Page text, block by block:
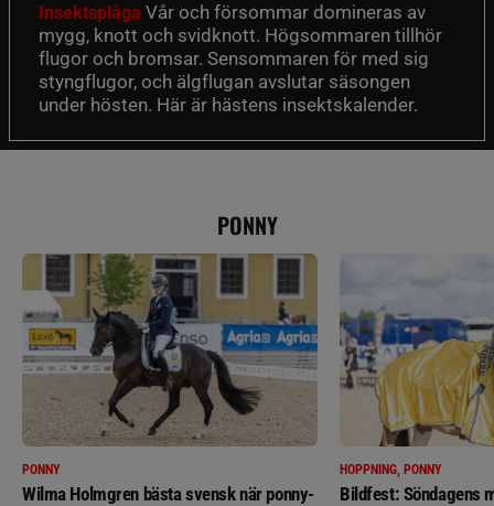
Insektsplåga Vår och försommar domineras av
mygg, knott och svidknott. Högsommaren tillhör
flugor och bromsar. Sensommaren för med sig
styngflugor, och älgflugan avslutar säsongen
under hösten. Här är hästens insektskalender.
PONNY
PONNY
Wilma Holmgren bästa svensk när ponny-
HOPPNING, PONNY
Bildfest: Söndagens